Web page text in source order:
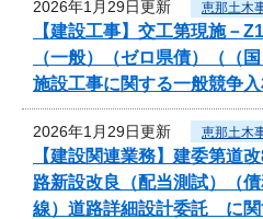
2026年1月29日更新 恵那土木
【建設工事】交工第現施－
（一般）（ゼロ県債）（（
施設工事に関する一般競争
2026年1月29日更新 恵那土木
【建設関連業務】建委第道
路新設改良（配当測試）（
線）道路詳細設計委託 に関